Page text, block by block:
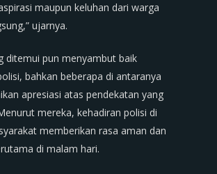
maupun keluhan dari warga
ujarnya.
ditemui pun menyambut baik
bahkan beberapa di antaranya
apresiasi atas pendekatan yang
mereka, kehadiran polisi di
memberikan rasa aman dan
di malam hari.